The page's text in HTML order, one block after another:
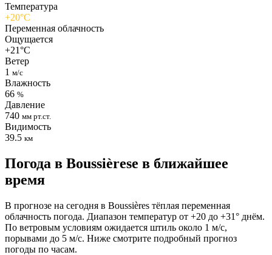
Температура
+20°C
Переменная облачность
Ощущается
+21°C
Ветер
1 м/с
Влажность
66 %
Давление
740 мм рт.ст.
Видимость
39.5 км
Погода в Boussièresе в ближайшее
время
В прогнозе на сегодня в Boussières тёплая переменная
облачность погода. Диапазон температур от +20 до +31° днём.
По ветровым условиям ожидается штиль около 1 м/с,
порывами до 5 м/с. Ниже смотрите подробный прогноз
погоды по часам.